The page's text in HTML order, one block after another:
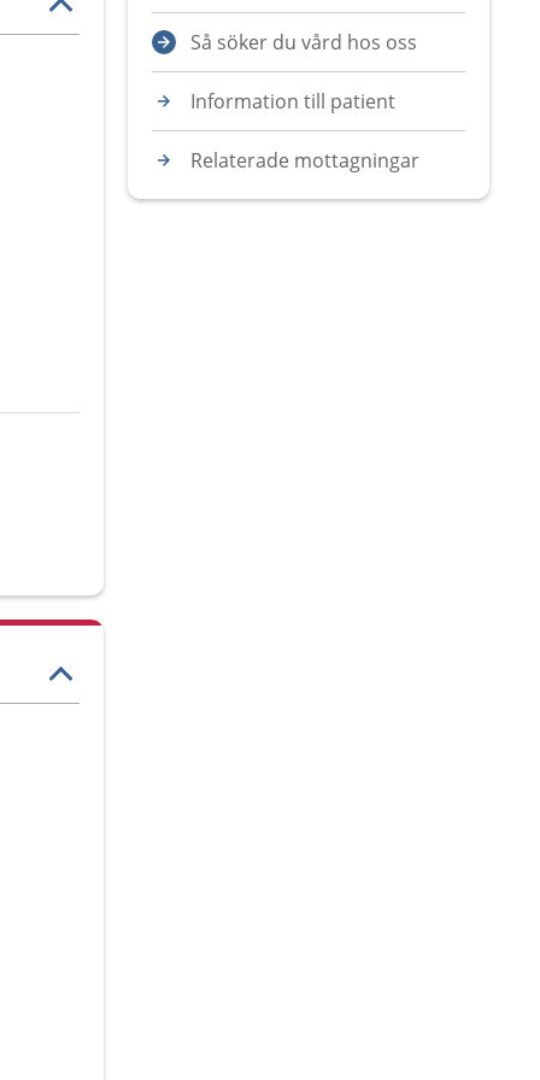
Så söker du vård hos oss
Information till patient
Relaterade mottagningar